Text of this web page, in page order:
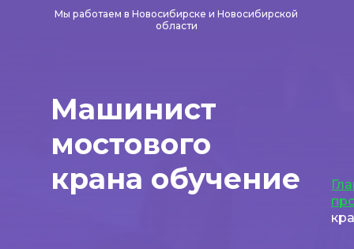
Мы работаем в Новосибирске и Новосибирской
области
Машинист
мостового
крана обучение